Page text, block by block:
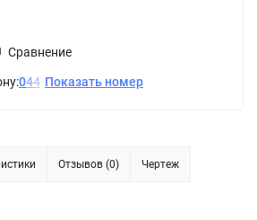
Сравнение
044 Показать номер
Отзывов (0) Чертеж